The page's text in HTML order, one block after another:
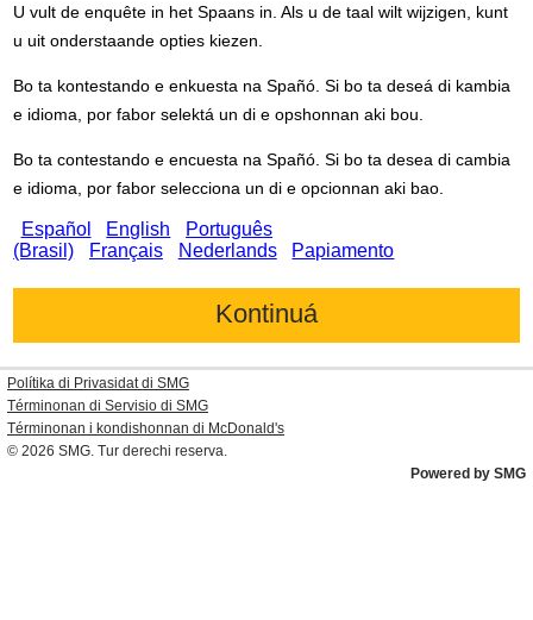
U vult de enquête in het Spaans in. Als u de taal wilt wijzigen, kunt
u uit onderstaande opties kiezen.
Bo ta kontestando e enkuesta na Spañó. Si bo ta deseá di kambia
e idioma, por fabor selektá un di e opshonnan aki bou.
Bo ta contestando e encuesta na Spañó. Si bo ta desea di cambia
e idioma, por fabor selecciona un di e opcionnan aki bao.
Español English
Português
(Brasil)
Français Nederlands Papiamento
Polítika di Privasidat di SMG
Términonan di Servisio di SMG
Términonan i kondishonnan di McDonald's
© 2026 SMG . Tur derechi reserva.
Powered by SMG